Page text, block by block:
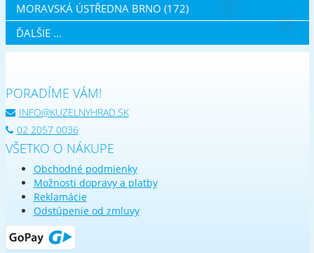
MORAVSKÁ ÚSTŘEDNA BRNO (172)
ĎALŠIE ...
PORADÍME VÁM!
INFO@KUZELNYHRAD.SK
02 2057 0036
VŠETKO O NÁKUPE
Obchodné podmienky
Možnosti dopravy a platby
Reklamácie
Odstúpenie od zmluvy